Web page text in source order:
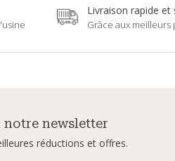
Livraison rapide et
Grâce aux meilleurs
notre newsletter
réductions et offres.